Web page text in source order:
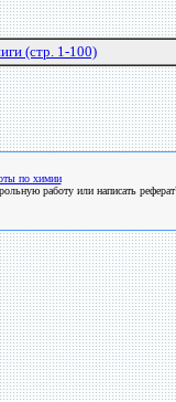
(стр. 1-100)
по химии
работу или написать